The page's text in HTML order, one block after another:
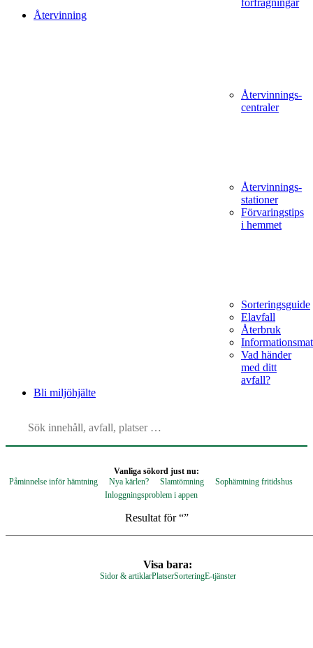
Återvinning
Återvinnings­
centraler
Återvinnings­
stationer
Förvaringstips
i hemmet
Sorteringsguide
Elavfall
Återbruk
Vad händer
med ditt
avfall?
Bli miljöhjälte
Vanliga sökord just nu:
Påminnelse inför hämtning
Nya kärlen? Slamtömning
Sophämtning fritidshus
Inloggningsproblem i appen
Resultat för “”
Visa bara:
Sidor & artiklarPlatserSorteringE-tjänster